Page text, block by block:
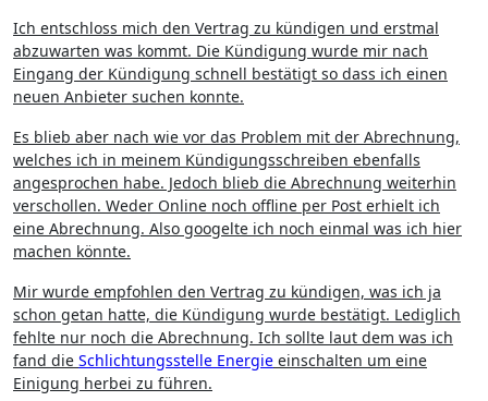
Ich entschloss mich den Vertrag zu kündigen und erstmal
abzuwarten was kommt. Die Kündigung wurde mir nach
Eingang der Kündigung schnell bestätigt so dass ich einen
neuen Anbieter suchen konnte.
Es blieb aber nach wie vor das Problem mit der Abrechnung,
welches ich in meinem Kündigungsschreiben ebenfalls
angesprochen habe. Jedoch blieb die Abrechnung weiterhin
verschollen. Weder Online noch offline per Post erhielt ich
eine Abrechnung. Also googelte ich noch einmal was ich hier
machen könnte.
Mir wurde empfohlen den Vertrag zu kündigen, was ich ja
schon getan hatte, die Kündigung wurde bestätigt. Lediglich
fehlte nur noch die Abrechnung. Ich sollte laut dem was ich
fand die Schlichtungsstelle Energie einschalten um eine
Einigung herbei zu führen.